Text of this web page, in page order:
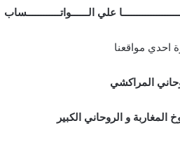
علي الــــــواتــــــــــــساب
احدي مواقعنا
المراكشي
المغاربة و الروحاني الكبير